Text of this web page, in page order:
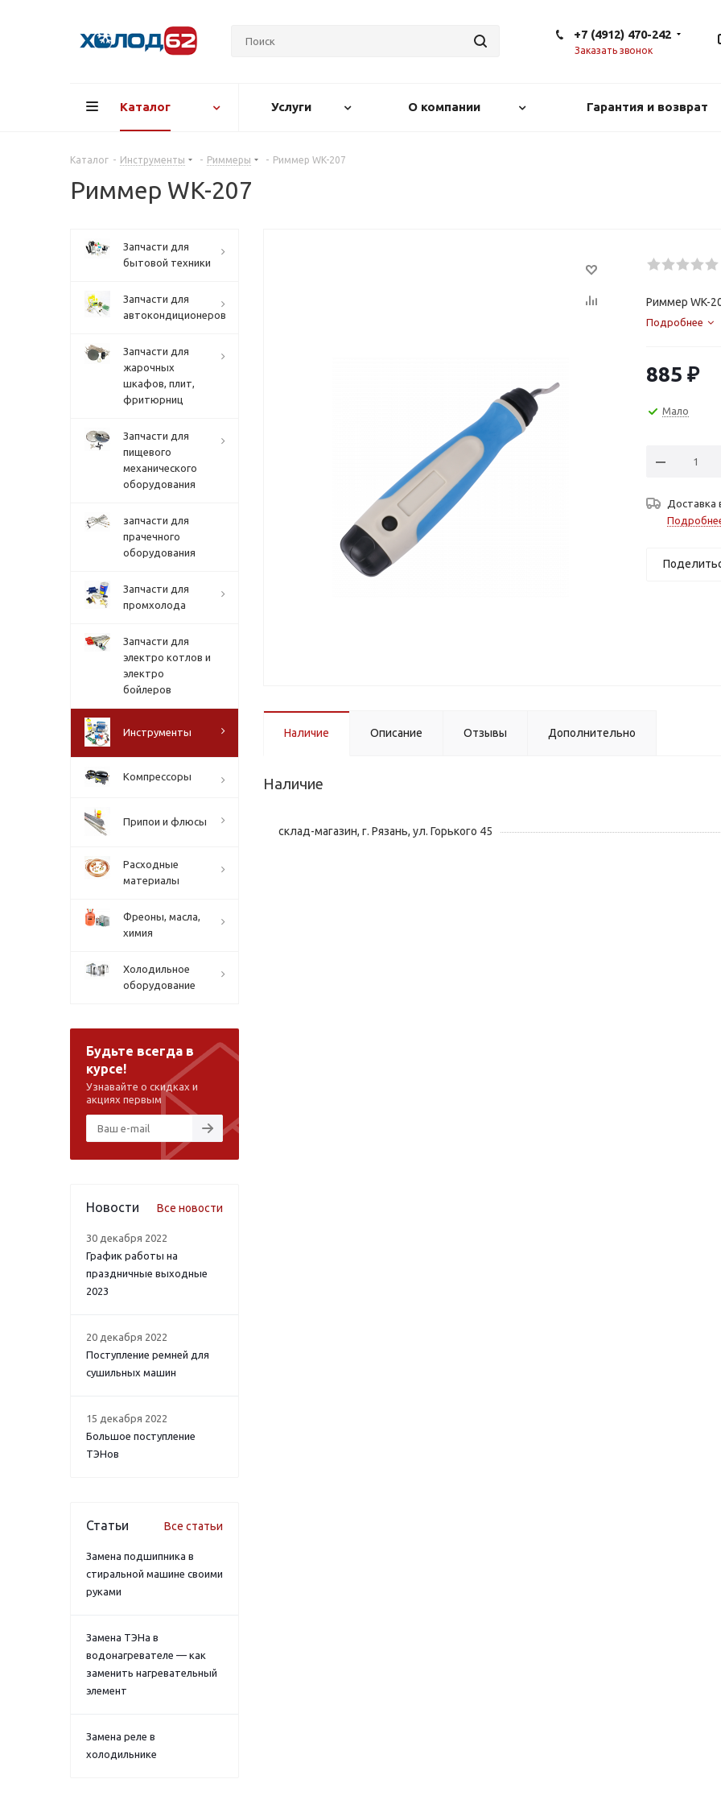
+7 (4912) 470-242
Заказать звонок
Каталог Услуги О компании Гарантия и возврат
Каталог - Инструменты - Риммеры - Риммер WK-207
Риммер WK-207
Риммер WK-
Подробнее
885 ₽
Мало
Доставка
Наличие Описание Отзывы Дополнительно
Наличие
склад-магазин, г. Рязань, ул. Горького 45
Запчасти для
бытовой техники
Запчасти для
автокондиционеров
Запчасти для
жарочных
шкафов, плит,
фритюрниц
Запчасти для
пищевого
механического
оборудования
запчасти для
прачечного
оборудования
Запчасти для
промхолода
Запчасти для
электро котлов и
электро
бойлеров
Инструменты
Компрессоры
Припои и флюсы
Расходные
материалы
Фреоны, масла,
химия
Холодильное
оборудование
Будьте всегда в
курсе!
Узнавайте о скидках и
акциях первым
Новости Все новости
30 декабря 2022
График работы на
праздничные выходные
2023
20 декабря 2022
Поступление ремней для
сушильных машин
15 декабря 2022
Большое поступление
ТЭНов
Статьи Все статьи
Замена подшипника в
стиральной машине своими
руками
Замена ТЭНа в
водонагревателе — как
заменить нагревательный
элемент
Замена реле в
холодильнике